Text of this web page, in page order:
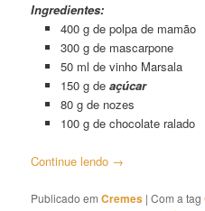
Ingredientes:
400 g de polpa de mamão
300 g de mascarpone
50 ml de vinho Marsala
150 g de açúcar
80 g de nozes
100 g de chocolate ralado
Continue lendo →
Publicado em Cremes |Com a tag